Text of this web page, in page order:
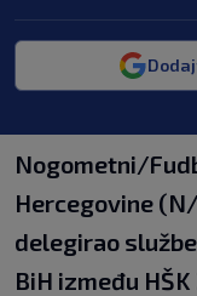
Nogometni/
Hercegovine
delegirao
BiH između